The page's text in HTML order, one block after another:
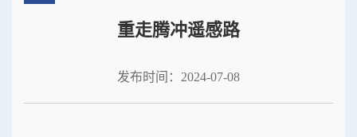
重走腾冲遥感路
发布时间：2024-07-08